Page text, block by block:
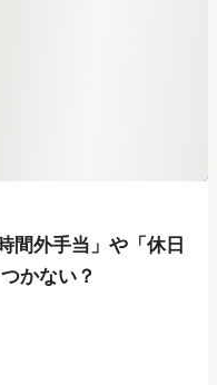
間外手当」や「休日
かない？